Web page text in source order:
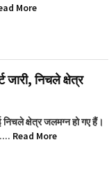
More
निचले क्षेत्र
क्षेत्र जलमग्न हो गए हैं।
Read More